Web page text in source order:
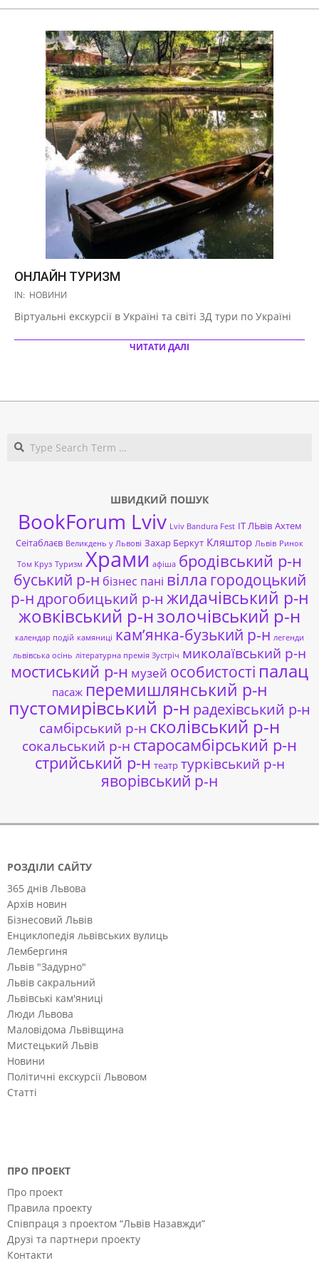
ОНЛАЙН ТУРИЗМ
2020-
20
IN: НОВИНИ
Віртуальні екскурсії в Україні та світі 3Д тури по Україні
ЧИТАТИ ДАЛІ
ШВИДКИЙ ПОШУК
BookForum Lviv Lviv Bandura Fest ІТ ЛЬвів Ахтем
Сеітаблаєв Великдень у Львові Захар Беркут Кляштор Львів Ринок
Том Круз Туризм Храми афіша бродівський р-н
буський р-н бізнес пані вілла городоцький
р-ндрогобицький р-н жидачівський р-н
жовківський р-нзолочівський р-н
календар подій камяниці кам’янка-бузький р-н легенди
львівська осінь літературна премія Зустріч миколаївський р-н
мостиський р-н музей особистості палац
пасаж перемишлянський р-н
пустомирівський р-н радехівський р-н
самбірський р-н сколівський р-н
сокальський р-н старосамбірський р-н
стрийський р-н театр турківський р-н
яворівський р-н
РОЗДІЛИ САЙТУ
365 днів Львова
Архів новин
Бізнесовий Львів
Енциклопедія львівських вулиць
Лембергиня
Львів "Задурно"
Львів сакральний
Львівські кам'яниці
Люди Львова
Маловідома Львівщина
Мистецький Львів
Новини
Політичні екскурсії Львовом
Статті
ПРО ПРОЕКТ
Про проект
Правила проекту
Співпраця з проектом “Львів Назавжди”
Друзі та партнери проекту
Контакти